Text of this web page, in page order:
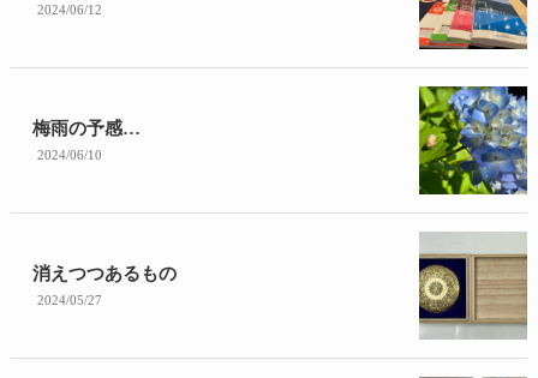
2024/06/12
梅雨の予感…
2024/06/10
消えつつあるもの
2024/05/27